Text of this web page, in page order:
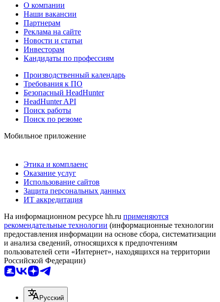
О компании
Наши вакансии
Партнерам
Реклама на сайте
Новости и статьи
Инвесторам
Кандидаты по профессиям
Производственный календарь
Требования к ПО
Безопасный HeadHunter
HeadHunter API
Поиск работы
Поиск по резюме
Мобильное приложение
Этика и комплаенс
Оказание услуг
Использование сайтов
Защита персональных данных
ИТ аккредитация
На информационном ресурсе hh.ru применяются
рекомендательные технологии (информационные технологии
предоставления информации на основе сбора, систематизации
и анализа сведений, относящихся к предпочтениям
пользователей сети «Интернет», находящихся на территории
Российской Федерации)
Русский